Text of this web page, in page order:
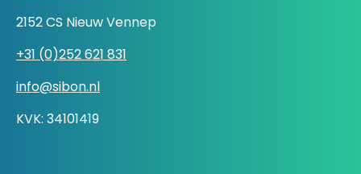
2152 CS Nieuw Vennep
+31 (0)252 621 831
info@sibon.nl
KVK: 34101419